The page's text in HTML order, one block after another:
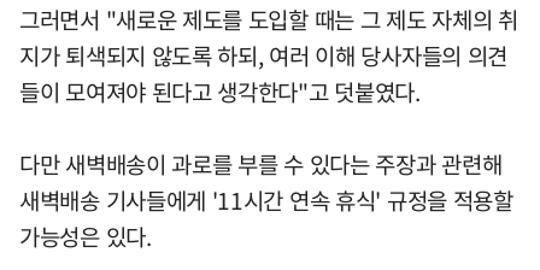
그러면서 "새로운 제도를 도입할 때는 그 제도 자체의 취
지가 퇴색되지 않도록 하되, 여러 이해 당사자들의 의견
들이 모여져야 된다고 생각한다"고 덧붙였다.
다만 새벽배송이 과로를 부를 수 있다는 주장과 관련해
새벽배송 기사들에게 '11시간 연속 휴식' 규정을 적용할
가능성은 있다.